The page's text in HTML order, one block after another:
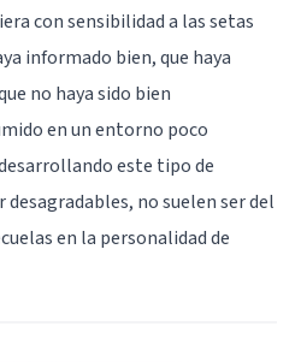
con sensibilidad a las setas
informado bien, que haya
no haya sido bien
en un entorno poco
este tipo de
desagradables, no suelen ser del
en la personalidad de